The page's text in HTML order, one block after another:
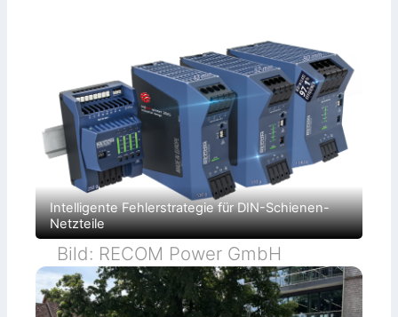
Intelligente Fehlerstrategie für DIN-Schienen-
Netzteile
Bild: RECOM Power GmbH